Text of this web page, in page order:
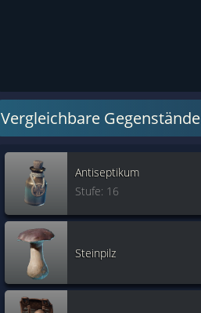
Vergleichbare Gegenstände
Antiseptikum
Stufe: 16
Steinpilz